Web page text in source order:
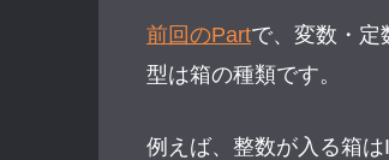
前回のPartで、変数・定
型は箱の種類です。
例えば、整数が入る箱